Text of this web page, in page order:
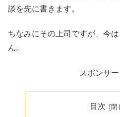
談を先に書きます。
ちなみにその上司ですが、今
ん。
スポンサ
目次